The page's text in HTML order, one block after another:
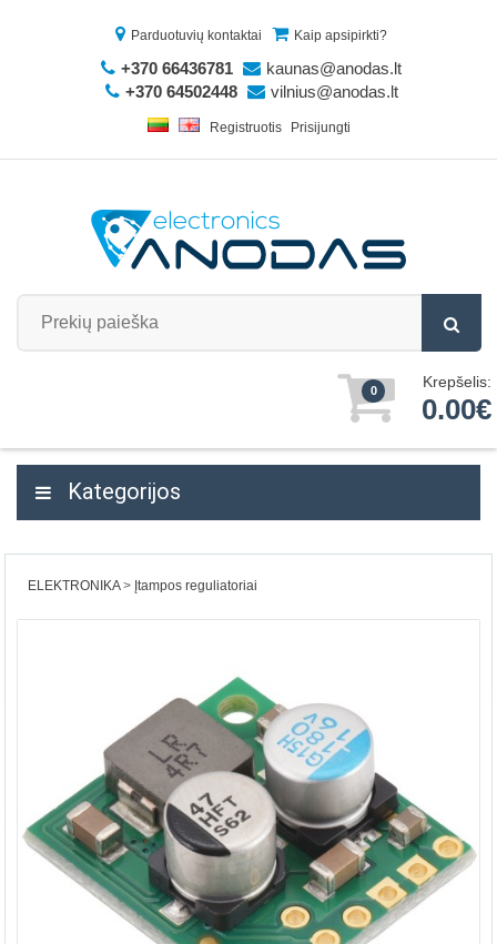
Parduotuvių kontaktai Kaip apsipirkti?
+370 66436781
kaunas@anodas.lt
+370 64502448
vilnius@anodas.lt
Registruotis Prisijungti
0 Krepšelis:
0.00€
Kategorijos
ELEKTRONIKA Įtampos reguliatoriai